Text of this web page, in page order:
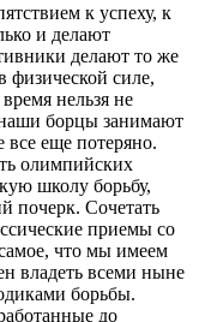
к успеху, к
и делают
делают то же
физической силе,
нельзя не
наши борцы занимают
все еще потеряно.
олимпийских
школу борьбу,
почерк. Сочетать
приемы со
что мы имеем
владеть всеми ныне
борьбы.
до